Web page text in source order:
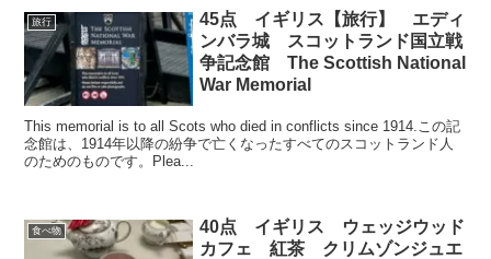
旅行
45点 イギリス【旅行】 エディ
ンバラ城 スコットランド国立戦
争記念館 The Scottish National
War Memorial
This memorial is to all Scots who died in conflicts since 1914.この記
念館は、1914年以降の紛争で亡くなったすべてのスコットランド人
のためのものです。Plea...
食べ物
40点 イギリス ウェッジウッド
カフェ 紅茶 クリムゾンジュエ